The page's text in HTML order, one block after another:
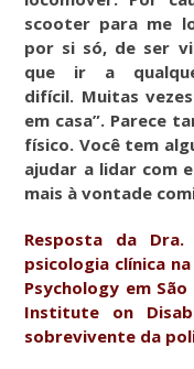
scooter para me
por si só, de ser
que ir a
difícil. Muitas
em casa”. Parece
físico. Você tem
ajudar a lidar com
mais à vontade
Resposta da
psicologia clínica
Psychology em
Institute on
sobrevivente da